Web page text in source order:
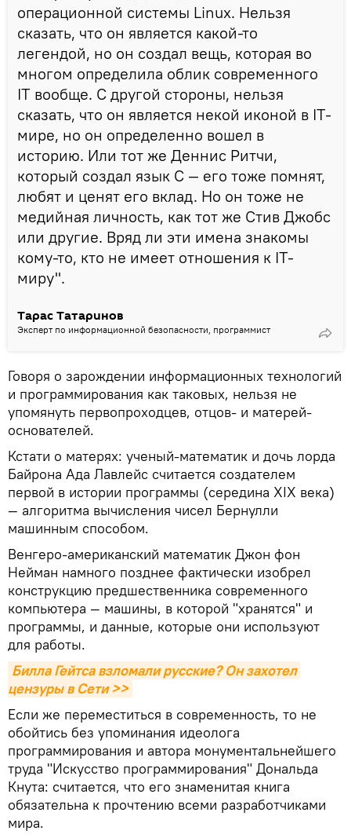
операционной системы Linux. Нельзя
сказать, что он является какой-то
легендой, но он создал вещь, которая во
многом определила облик современного
IT вообще. С другой стороны, нельзя
сказать, что он является некой иконой в IT-
мире, но он определенно вошел в
историю. Или тот же Деннис Ритчи,
который создал язык С — его тоже помнят,
любят и ценят его вклад. Но он тоже не
медийная личность, как тот же Стив Джобс
или другие. Вряд ли эти имена знакомы
кому-то, кто не имеет отношения к IT-
миру".
Тарас Татаринов
Эксперт по информационной безопасности, программист
Говоря о зарождении информационных технологий
и программирования как таковых, нельзя не
упомянуть первопроходцев, отцов- и матерей-
основателей.
Кстати о матерях: ученый-математик и дочь лорда
Байрона Ада Лавлейс считается создателем
первой в истории программы (середина XIX века)
— алгоритма вычисления чисел Бернулли
машинным способом.
Венгеро-американский математик Джон фон
Нейман намного позднее фактически изобрел
конструкцию предшественника современного
компьютера — машины, в которой "хранятся" и
программы, и данные, которые они используют
для работы.
Билла Гейтса взломали русские? Он захотел
цензуры в Сети >>
Если же переместиться в современность, то не
обойтись без упоминания идеолога
программирования и автора монументальнейшего
труда "Искусство программирования" Дональда
Кнута: считается, что его знаменитая книга
обязательна к прочтению всеми разработчиками
мира.